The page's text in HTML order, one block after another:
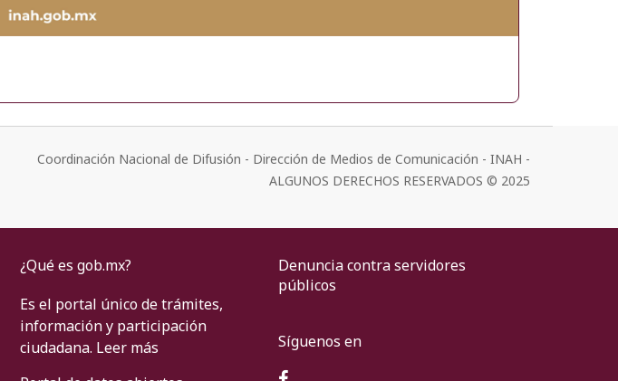
Coordinación Nacional de Difusión - Dirección de Medios de Comunicación - INAH -
ALGUNOS DERECHOS RESERVADOS © 2025
¿Qué es gob.mx?
Es el portal único de trámites,
información y participación
ciudadana. Leer más
Denuncia contra servidores
públicos
Síguenos en